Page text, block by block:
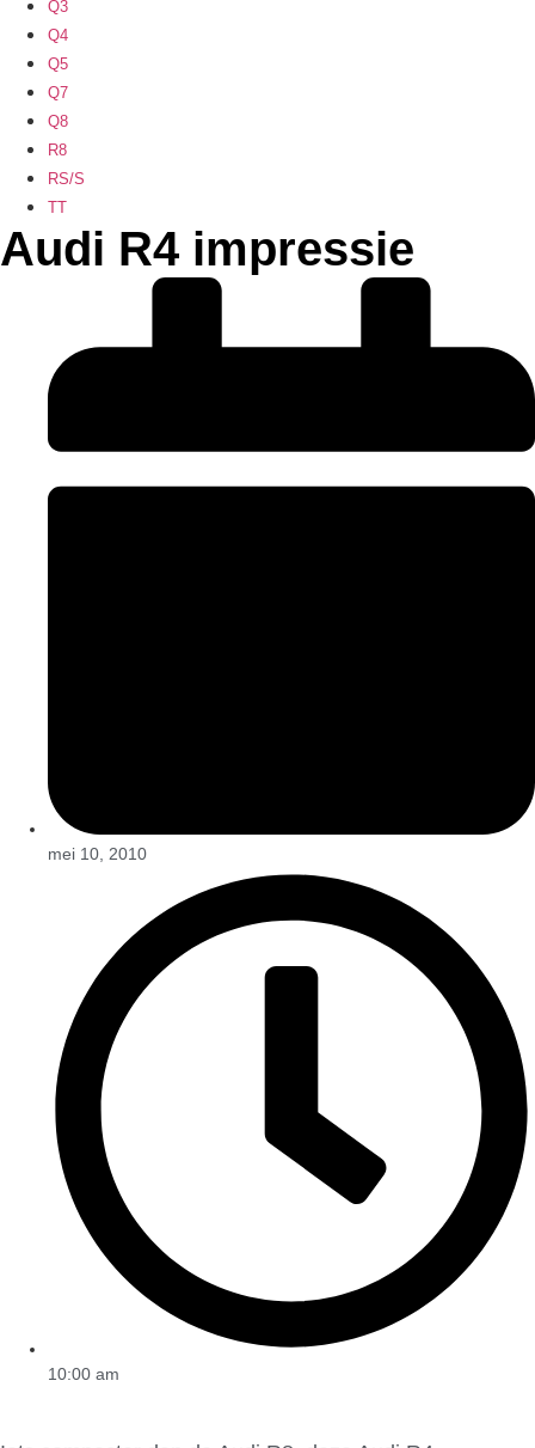
Q3
Q4
Q5
Q7
Q8
R8
RS/S
TT
Audi R4 impressie
mei 10, 2010
10:00 am